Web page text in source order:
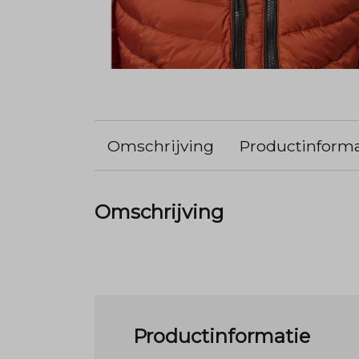
Omschrijving
Omschrijving
Productinformatie